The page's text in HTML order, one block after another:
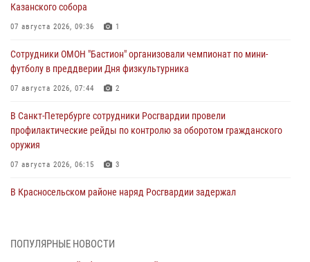
Казанского собора
07 августа 2026, 09:36 1
Сотрудники ОМОН "Бастион" организовали чемпионат по мини-
футболу в преддверии Дня физкультурника
07 августа 2026, 07:44 2
В Санкт-Петербурге сотрудники Росгвардии провели
профилактические рейды по контролю за оборотом гражданского
оружия
07 августа 2026, 06:15 3
В Красносельском районе наряд Росгвардии задержал
06 августа 2026, 13:39 1
ПОПУЛЯРНЫЕ НОВОСТИ